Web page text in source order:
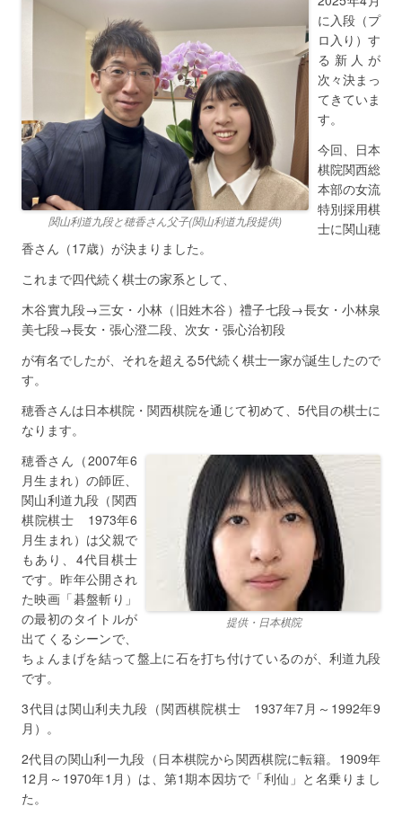
関山利道九段と穂香さん父子(関山利道九段提供)
に入段（プ
ロ入り）す
る新人が
次々決まっ
てきていま
す。
今回、日本
棋院関西総
本部の女流
特別採用棋
士に関山穂
香さん（17歳）が決まりました。
これまで四代続く棋士の家系として、
木谷實九段→三女・小林（旧姓木谷）禮子七段→長女・小林泉
美七段→長女・張心澄二段、次女・張心治初段
が有名でしたが、それを超える5代続く棋士一家が誕生したので
す。
穂香さんは日本棋院・関西棋院を通じて初めて、5代目の棋士に
なります。
提供・日本棋院
穂香さん（2007年6
月生まれ）の師匠、
関山利道九段（関西
棋院棋士 1973年6
月生まれ）は父親で
もあり、4代目棋士
です。昨年公開され
た映画「碁盤斬り」
の最初のタイトルが
出てくるシーンで、
ちょんまげを結って盤上に石を打ち付けているのが、利道九段
です。
3代目は関山利夫九段（関西棋院棋士 1937年7月～1992年9
月）。
2代目の関山利一九段（日本棋院から関西棋院に転籍。1909年
12月～1970年1月）は、第1期本因坊で「利仙」と名乗りまし
た。